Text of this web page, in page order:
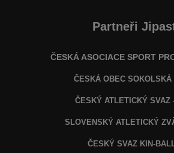
Partneři
ČESKÁ ASOCIACE SPORT
ČESKÁ OBEC SOKOLSKÁ
ČESKÝ ATLETICKÝ SVAZ
SLOVENSKÝ ATLETICKÝ
ČESKÝ SVAZ KIN-